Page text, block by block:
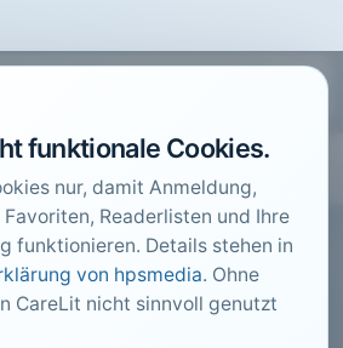
funktionale Cookies.
nur, damit Anmeldung,
Readerlisten und Ihre
funktionieren. Details stehen in
von hpsmedia. Ohne
CareLit nicht sinnvoll genutzt